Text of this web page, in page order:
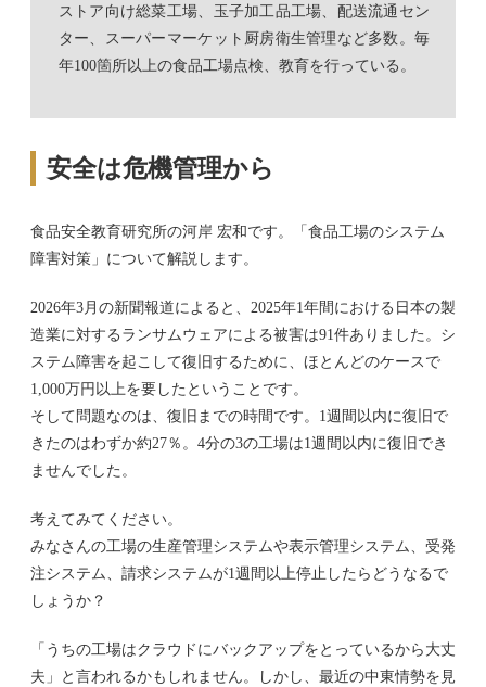
ストア向け総菜工場、玉子加工品工場、配送流通セン
ター、スーパーマーケット厨房衛生管理など多数。毎
年100箇所以上の食品工場点検、教育を行っている。
安全は危機管理から
食品安全教育研究所の河岸 宏和です。「食品工場のシステム
障害対策」について解説します。
2026年3月の新聞報道によると、2025年1年間における日本の製
造業に対するランサムウェアによる被害は91件ありました。シ
ステム障害を起こして復旧するために、ほとんどのケースで
1,000万円以上を要したということです。
そして問題なのは、復旧までの時間です。1週間以内に復旧で
きたのはわずか約27％。4分の3の工場は1週間以内に復旧でき
ませんでした。
考えてみてください。
みなさんの工場の生産管理システムや表示管理システム、受発
注システム、請求システムが1週間以上停止したらどうなるで
しょうか？
「うちの工場はクラウドにバックアップをとっているから大丈
夫」と言われるかもしれません。しかし、最近の中東情勢を見